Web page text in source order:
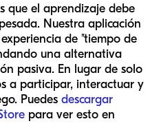
que el aprendizaje debe
Nuestra aplicación
de "tiempo de
una alternativa
pasiva. En lugar de solo
a participar, interactuar y
Puedes descargar
para ver esto en